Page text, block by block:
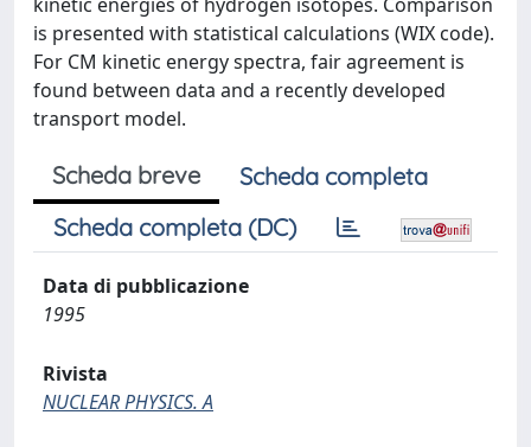
is presented with statistical calculations (WIX code).
For CM kinetic energy spectra, fair agreement is
found between data and a recently developed
transport model.
Scheda breve
Scheda completa
Scheda completa (DC)
Data di pubblicazione
1995
Rivista
NUCLEAR PHYSICS. A